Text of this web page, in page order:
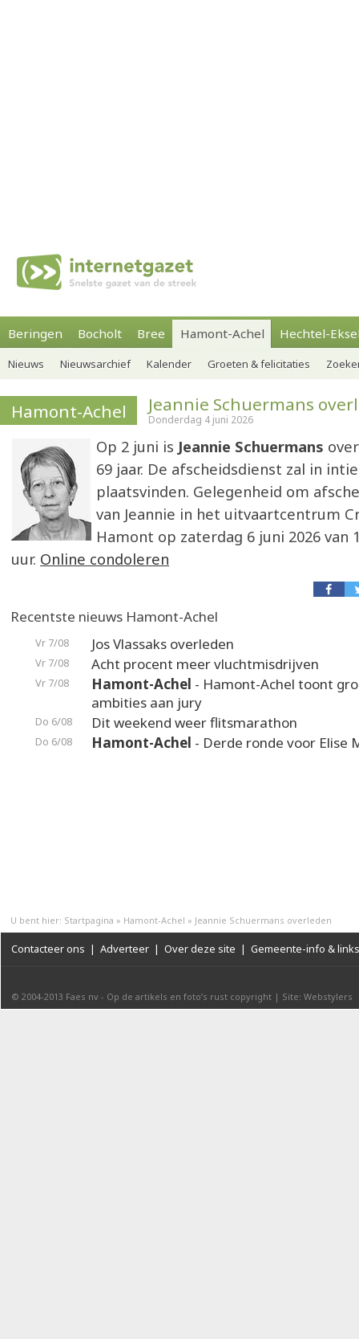
Beringen Bocholt Bree Hamont-Achel Hechtel-
Nieuws Nieuwsarchief Kalender Groeten & felicitaties
Hamont-Achel Jeannie Schuermans
Donderdag 4 juni 2026
Op 2 juni is Jeannie Schuermans
69 jaar. De afscheidsdienst zal in
plaatsvinden. Gelegenheid om
van Jeannie in het uitvaartcentrum
Hamont op zaterdag 6 juni 2026 van
uur. Online condoleren
Recentste nieuws Hamont-Achel
Vr 7/08 Jos Vlassaks overleden
Vr 7/08 Acht procent meer vluchtmisdrijven
Vr 7/08 Hamont-Achel - Hamont-Achel toont
ambities aan jury
Do 6/08 Dit weekend weer flitsmarathon
Do 6/08 Hamont-Achel - Derde ronde voor Elise
U bent hier: Startpagina » Hamont-Achel » Jeannie Schuermans overleden
Contacteer ons | Adverteer | Over deze site | Gemeente-info & links
© 2004-2013 Faes nv - Op de artikels en foto’s rust copyright | Site: Webstylers